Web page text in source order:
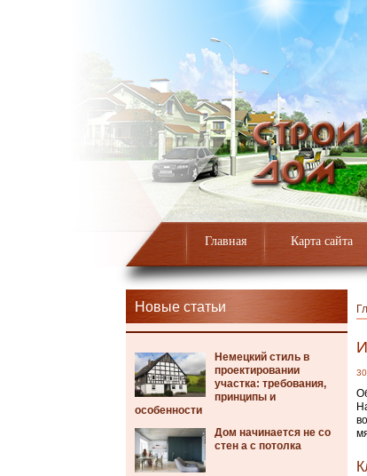
Главная Карта сайта
Новые статьи
Немецкий стиль в
проектировании
участка: требования,
принципы и
особенности
Дом начинается не со
стен а с потолка